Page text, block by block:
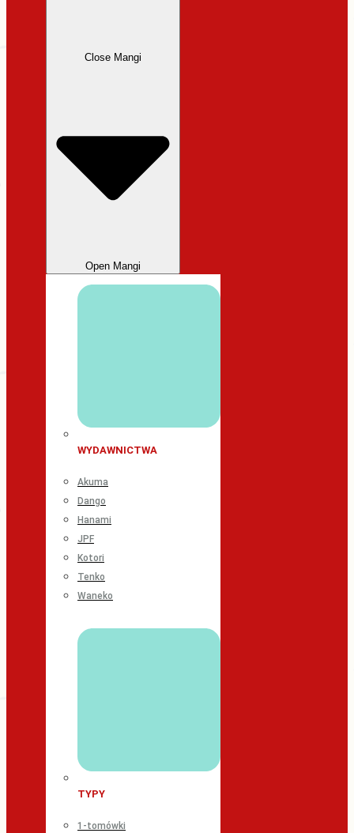
Close Mangi
Open Mangi
WYDAWNICTWA
Akuma
Dango
Hanami
JPF
Kotori
Tenko
Waneko
TYPY
1-tomówki